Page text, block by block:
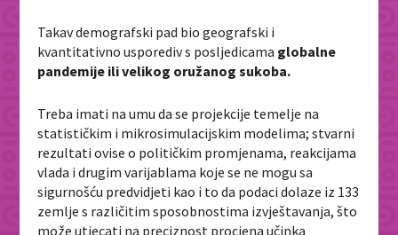
Takav demografski pad bio geografski i
kvantitativno usporediv s posljedicama globalne
pandemije ili velikog oružanog sukoba.
Treba imati na umu da se projekcije temelje na
statističkim i mikrosimulacijskim modelima; stvarni
rezultati ovise o političkim promjenama, reakcijama
vlada i drugim varijablama koje se ne mogu sa
sigurnošću predvidjeti kao i to da podaci dolaze iz 133
zemlje s različitim sposobnostima izvještavanja, što
može utjecati na preciznost procjena učinka